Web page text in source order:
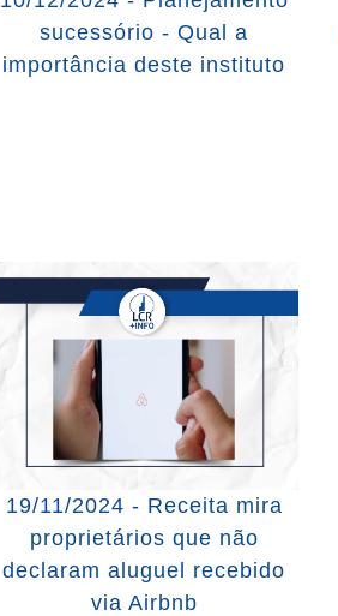
sucessório - Qual a
importância deste instituto
19/11/2024 - Receita mira
proprietários que não
declaram aluguel recebido
via Airbnb